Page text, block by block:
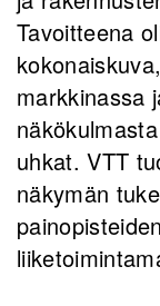
Tavoitteena
markkinassa
uhkat. VTT
näkymän